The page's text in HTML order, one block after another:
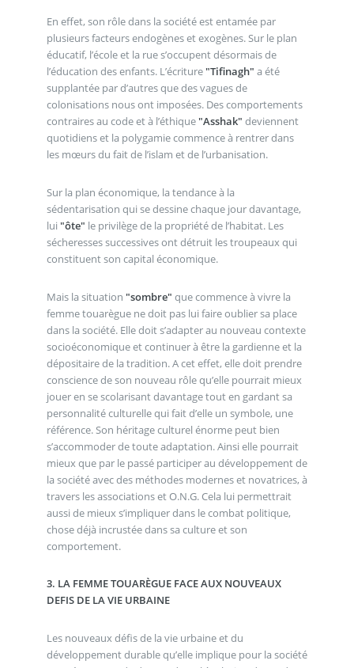
En effet, son rôle dans la société est entamée par
plusieurs facteurs endogènes et exogènes. Sur le plan
éducatif, l’école et la rue s’occupent désormais de
l’éducation des enfants. L’écriture "Tifinagh" a été
supplantée par d’autres que des vagues de
colonisations nous ont imposées. Des comportements
contraires au code et à l’éthique "Asshak" deviennent
quotidiens et la polygamie commence à rentrer dans
les mœurs du fait de l’islam et de l’urbanisation.
Sur la plan économique, la tendance à la
sédentarisation qui se dessine chaque jour davantage,
lui "ôte" le privilège de la propriété de l’habitat. Les
sécheresses successives ont détruit les troupeaux qui
constituent son capital économique.
Mais la situation "sombre" que commence à vivre la
femme touarègue ne doit pas lui faire oublier sa place
dans la société. Elle doit s’adapter au nouveau contexte
socioéconomique et continuer à être la gardienne et la
dépositaire de la tradition. A cet effet, elle doit prendre
conscience de son nouveau rôle qu’elle pourrait mieux
jouer en se scolarisant davantage tout en gardant sa
personnalité culturelle qui fait d’elle un symbole, une
référence. Son héritage culturel énorme peut bien
s’accommoder de toute adaptation. Ainsi elle pourrait
mieux que par le passé participer au développement de
la société avec des méthodes modernes et novatrices, à
travers les associations et O.N.G. Cela lui permettrait
aussi de mieux s’impliquer dans le combat politique,
chose déjà incrustée dans sa culture et son
comportement.
3. LA FEMME TOUARÈGUE FACE AUX NOUVEAUX
DEFIS DE LA VIE URBAINE
Les nouveaux défis de la vie urbaine et du
développement durable qu’elle implique pour la société